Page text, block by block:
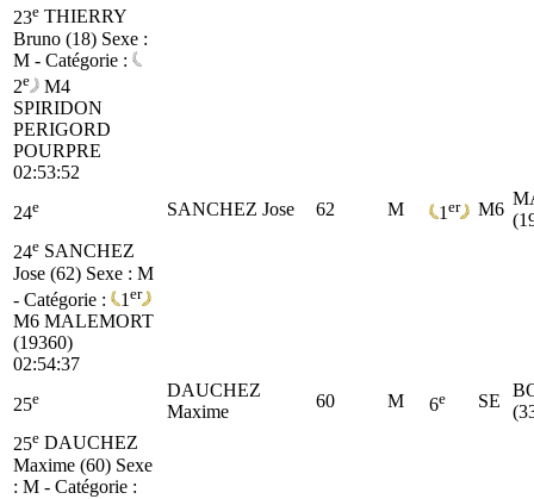
23e THIERRY
Bruno (18) Sexe :
M - Catégorie :
2e
M4
SPIRIDON
PERIGORD
POURPRE
02:53:52
24e SANCHEZ Jose 62 M 1 er M6
24e SANCHEZ
Jose (62) Sexe : M
- Catégorie :
1 er
M6 MALEMORT
(19360)
02:54:37
25e
DAUCHEZ
Maxime
60 M 6e SE
25e DAUCHEZ
Maxime (60) Sexe
: M - Catégorie :